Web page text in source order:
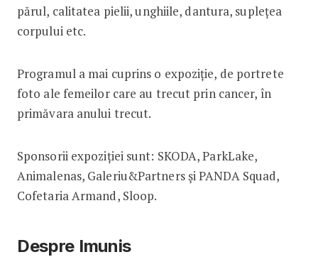
părul, calitatea pielii, unghiile, dantura, suplețea
corpului etc.
Programul a mai cuprins o expoziție, de portrete
foto ale femeilor care au trecut prin cancer, în
primăvara anului trecut.
Sponsorii expoziției sunt: SKODA, ParkLake,
Animalenas, Galeriu&Partners și PANDA Squad,
Cofetaria Armand, Sloop.
Despre Imunis